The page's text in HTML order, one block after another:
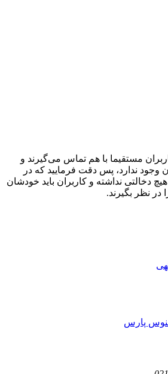
مستقیما با هم تماس می‌گیرند و
ندارد، پس دقت فرمایید که در
نداشته و کاربران باید خودشان
بگیرند.